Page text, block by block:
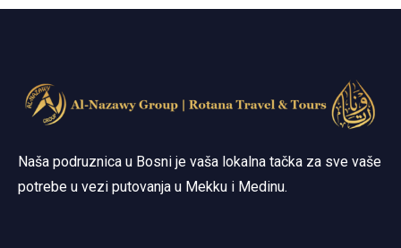
Naša podruznica u Bosni je vaša lokalna tačka za sve vaše
potrebe u vezi putovanja u Mekku i Medinu.